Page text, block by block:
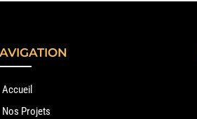
Accueil
Nos Projets